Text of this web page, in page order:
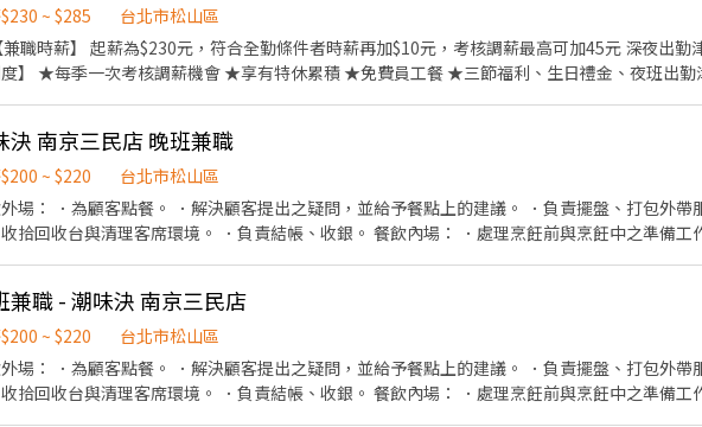
~ $285
台北市松山區
職時薪】 起薪為$230元，符合全勤條件者時薪再加$10元，考核調薪最高可加45元 深夜出勤津貼
】 ★每季一次考核調薪機會 ★享有特休累積 ★免費員工餐 ★三節福利、生日禮金、夜班出
連鎖ZENSHO集團，我們的理念是"消滅世界的飢餓和貧困"，目標是成為全球第一的連鎖餐
的食材，當場現點現作提供美味可口的日本國民美食-牛丼/咖哩，並以舒適衛生的用餐環境
誠懇價格，強調食品安全，顧客安心。不論是單獨一人、與家人一起、朋友一起，皆可享受
決 南京三民店 晚班兼職
~ $220
台北市松山區
場： ．為顧客點餐。 ．解決顧客提出之疑問，並給予餐點上的建議。 ．負責擺盤、打包外帶
台與清理客席環境。 ．負責結帳、收銀。 餐飲內場： ．處理烹飪前與烹飪中之準備工作與其他餐廳相關事務。 ．
兼職 - 潮味決 南京三民店
~ $220
台北市松山區
場： ．為顧客點餐。 ．解決顧客提出之疑問，並給予餐點上的建議。 ．負責擺盤、打包外帶
台與清理客席環境。 ．負責結帳、收銀。 餐飲內場： ．處理烹飪前與烹飪中之準備工作與其他餐廳相關事務。 ．